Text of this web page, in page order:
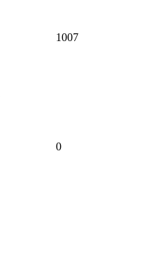
1007
0